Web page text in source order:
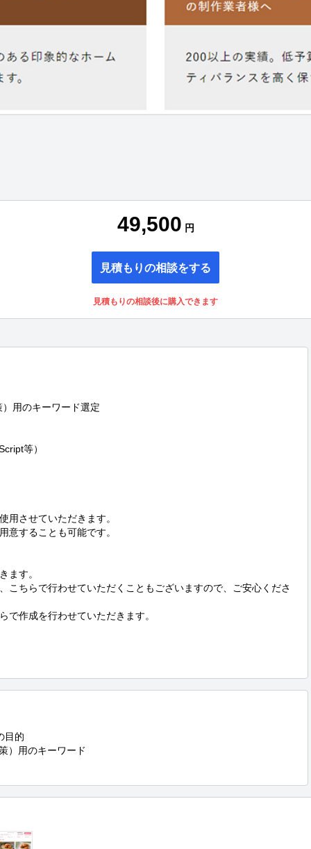
49,500 円
見積もりの相談をする
見積もりの相談後に購入できます
用のキーワード選定
等）
用させていただきます。
意することも可能です。
ます。
こちらで行わせていただくこともございますので、ご安心くださ
で作成を行わせていただきます。
目的
）用のキーワード